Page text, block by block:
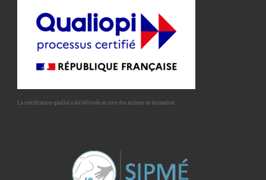
La certification qualité a été délivrée au titre des actions de formation